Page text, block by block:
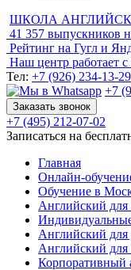
ШКОЛА
41 357 выпускников
Рейтинг на Гугл и
Наш центр работает с
Тел: +7 (926) 234-13-29
+7
Заказать звонок
+7 (495) 212-07-02
Записаться на
Главная
Онлайн-
Обучение в
Английский
Английский для
Английский для
Корпоративный